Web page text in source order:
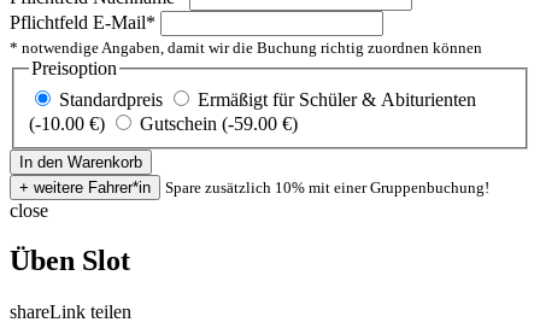
Pflichtfeld E-Mail*
* notwendige Angaben, damit wir die Buchung richtig zuordnen können
Preisoption
Standardpreis
Ermäßigt für Schüler & Abiturienten
(-10.00 €)
Gutschein (-59.00 €)
Spare zusätzlich 10% mit einer Gruppenbuchung!
close
Üben Slot
shareLink teilen